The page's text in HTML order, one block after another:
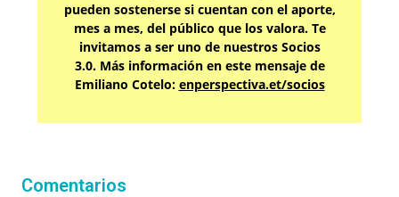
pueden sostenerse si cuentan con el aporte,
mes a mes, del público que los valora. Te
invitamos a ser uno de nuestros Socios
3.0. Más información en este mensaje de
Emiliano Cotelo: enperspectiva.et/socios
Comentarios